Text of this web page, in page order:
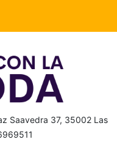
Saavedra 37, 35002 Las